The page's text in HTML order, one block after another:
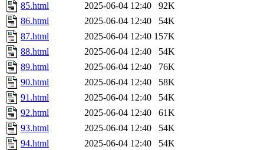
85.html
2025-06-04 12:40
92K
86.html
2025-06-04 12:40
54K
87.html
2025-06-04 12:40 157K
88.html
2025-06-04 12:40
54K
89.html
2025-06-04 12:40
76K
90.html
2025-06-04 12:40
58K
91.html
2025-06-04 12:40
54K
92.html
2025-06-04 12:40
61K
93.html
2025-06-04 12:40
54K
94.html
2025-06-04 12:40
54K